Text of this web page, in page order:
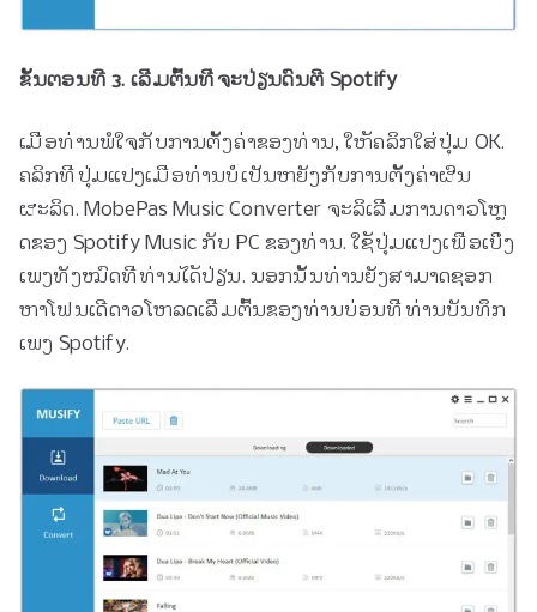
ຂັ້ນ​ຕອນ​ທີ 3. ເລີ່ມ​ຕົ້ນ​ທີ່​ຈະ​ປ່ຽນ​ດົນ​ຕີ Spotify​
ເມື່ອ​ທ່ານ​ພໍ​ໃຈ​ກັບ​ການ​ຕັ້ງ​ຄ່າ​ຂອງ​ທ່ານ​, ໃຫ້​ຄລິກ​ໃສ່​ປຸ່ມ OK​.
ຄລິກທີ່ປຸ່ມແປງເມື່ອທ່ານບໍ່ເປັນຫຍັງກັບການຕັ້ງຄ່າຜົນ
ຜະລິດ. MobePas Music Converter ຈະລິເລີ່ມການດາວໂຫຼ
ດຂອງ Spotify Music ກັບ PC ຂອງທ່ານ. ໃຊ້ປຸ່ມແປງເພື່ອເບິ່ງ
ເພງທັງໝົດທີ່ທ່ານໄດ້ປ່ຽນ. ນອກນັ້ນທ່ານຍັງສາມາດຊອກ
ຫາໂຟນເດີດາວໂຫລດເລີ່ມຕົ້ນຂອງທ່ານບ່ອນທີ່ທ່ານບັນທຶກ
ເພງ Spotify.